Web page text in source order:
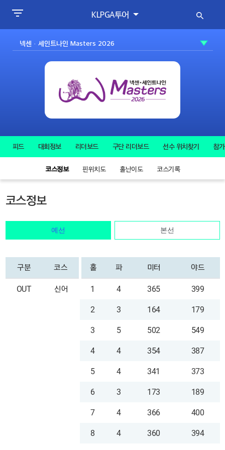
KLPGA투어
피드 대회정보 리더보드 구단 리더보드 선수 위치찾기 참
코스정보 핀위치도 홀난이도 코스기록
코스정보
예선 본선
구분 코스 홀 파 미터 야드
OUT 신어 1 4 365 399
2 3 164 179
3 5 502 549
4 4 354 387
5 4 341 373
6 3 173 189
7 4 366 400
8 4 360 394